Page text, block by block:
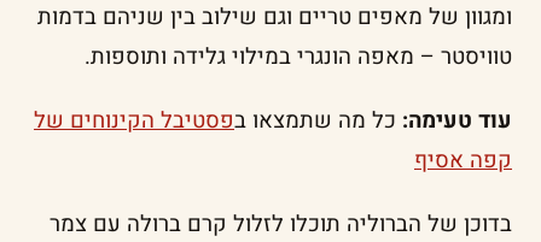
ומגוון של מאפים טריים וגם שילוב בין שניהם בדמות
טוויסטר – מאפה הונגרי במילוי גלידה ותוספות.
עוד טעימה: כל מה שתמצאו בפסטיבל הקינוחים של
קפה אסיף
בדוכן של הברוליה תוכלו לזלול קרם ברולה עם צמר